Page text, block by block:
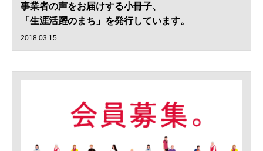
事業者の声をお届けする小冊子、
「生涯活躍のまち」を発行しています。
2018.03.15